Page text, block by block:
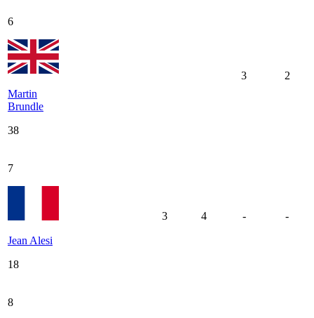
6
Martin
Brundle
38
3 2
7
Jean Alesi
18
3 4 - -
8